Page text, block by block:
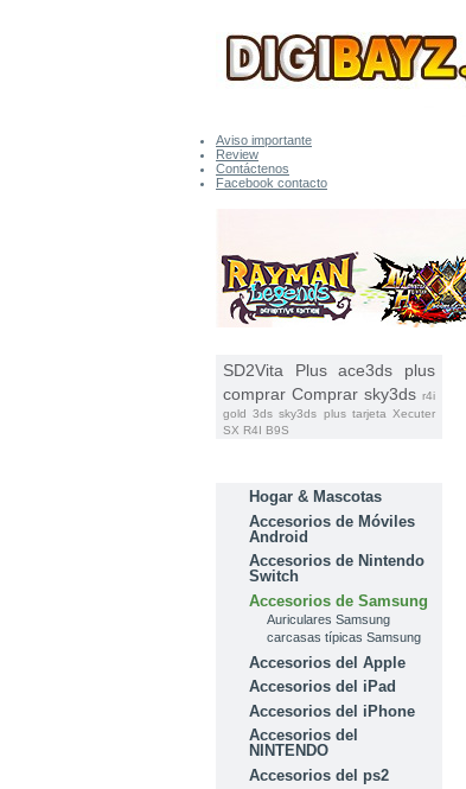
Aviso importante
Review
Contáctenos
Facebook contacto
SD2Vita Plus ace3ds plus
comprar Comprar sky3ds r4i
gold 3ds sky3ds plus tarjeta Xecuter
SX R4I B9S
Hogar & Mascotas
Accesorios de Móviles
Android
Accesorios de Nintendo
Switch
Accesorios de Samsung
Auriculares Samsung
carcasas típicas Samsung
Accesorios del Apple
Accesorios del iPad
Accesorios del iPhone
Accesorios del
NINTENDO
Accesorios del ps2